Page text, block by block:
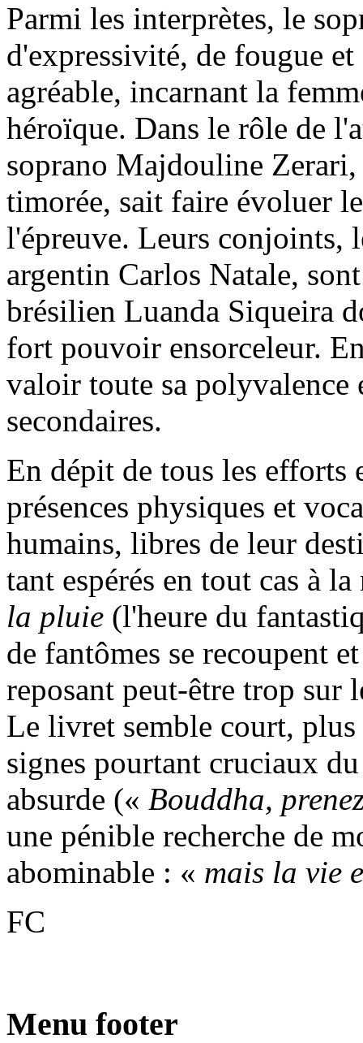
Parmi les interprètes, le
d'expressivité, de fougue
agréable, incarnant la
héroïque. Dans le rôle de
soprano Majdouline
timorée, sait faire évoluer
l'épreuve. Leurs conjoints,
argentin Carlos Natale,
brésilien Luanda Siqueira
fort pouvoir ensorceleur.
valoir toute sa polyvalence
secondaires.
En dépit de tous les efforts
présences physiques et
humains, libres de leur
tant espérés en tout cas à
la pluie (l'heure du
de fantômes se recoupent
reposant peut-être trop sur
Le livret semble court,
signes pourtant cruciaux
absurde (« Bouddha,
une pénible recherche de
abominable : « mais la vie
FC
Menu footer